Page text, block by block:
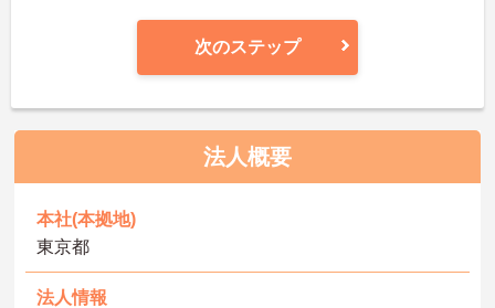
次のステップ
法人概要
本社(本拠地)
東京都
法人情報